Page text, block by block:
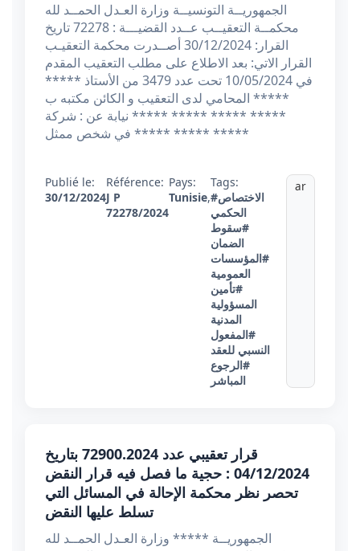
الجمهوريــة التونسيــة وزارة العـدل الحمــد لله
محكمــة التعقيــب عــدد القضيـــة : 72278 تاريخ
القرار: 30/12/2024 أصــدرت محكمة التعقيـب
القرار الاتي: بعد الاطلاع على مطلب التعقيب المقدم
في 10/05/2024 تحت عدد 3479 من الأستاذ *****
***** المحامي لدى التعقيب و الكائن مكتبه ب
***** ***** ***** ***** نيابة عن : شركة
***** ***** ***** في شخص ممثل
Publié le:
30/12/2024
Référence:
J P
72278/2024
Pays:
Tunisie,
Tags:
#الاختصاص
الحكمي
#سقوط
الضمان
#المؤسسات
العمومية
#تأمين
المسؤولية
المدنية
#المفعول
النسبي للعقد
#الرجوع
المباشر
ar
قرار تعقيبي عدد 72900.2024 بتاريخ
04/12/2024 : حجية ما فصل فيه قرار النقض
تحصر نظر محكمة الإحالة في المسائل التي
تسلط عليها النقض
الجمهوريــة ***** وزارة العـدل الحمــد لله